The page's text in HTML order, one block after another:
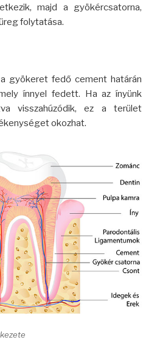
majd a gyökércsatorna,
folytatása.
gyökeret fedő cement határán
ínnyel fedett. Ha az ínyünk
visszahúzódik, ez a terület
okozhat.